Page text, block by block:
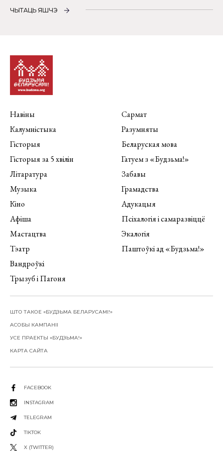
ЧЫТАЦЬ ЯШЧЭ
Навіны
Калумністыка
Гісторыя
Гісторыя за 5 хвілін
Літаратура
Музыка
Кіно
Афіша
Мастацтва
Тэатр
Вандроўкі
Трызуб і Пагоня
Сармат
Разумняты
Беларуская мова
Гатуем з «Будзьма!»
Забавы
Грамадства
Адукацыя
Псіхалогія і самаразвіццё
Экалогія
Паштоўкі ад «Будзьма!»
ШТО ТАКОЕ «БУДЗЬМА БЕЛАРУСАМІ!»
АСОБЫ КАМПАНІІ
УСЕ ПРАЕКТЫ «БУДЗЬМА!»
КАРТА САЙТА
FACEBOOK
INSTAGRAM
TELEGRAM
TIKTOK
X (TWITTER)